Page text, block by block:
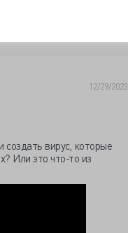
12/29/2023
вирус, которые
Или это что-то из